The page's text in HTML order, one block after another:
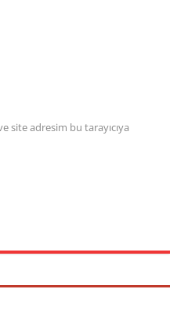
site adresim bu tarayıcıya